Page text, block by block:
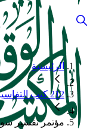
الرئيسية
212 كتب التفاسير
مؤتمر تفسير